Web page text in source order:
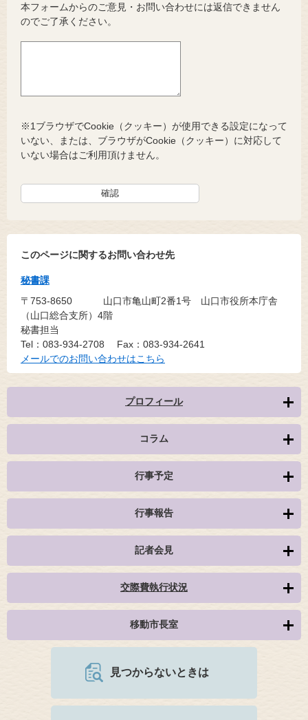
本フォームからのご意見・お問い合わせには返信できません
のでご了承ください。
※1ブラウザでCookie（クッキー）が使用できる設定になって
いない、または、ブラウザがCookie（クッキー）に対応して
いない場合はご利用頂けません。
このページに関するお問い合わせ先
秘書課
〒753-8650
山口市亀山町2番1号 山口市役所本庁舎
（山口総合支所）4階
秘書担当
Tel：083-934-2708
Fax：083-934-2641
メールでのお問い合わせはこちら
プロフィール
コラム
行事予定
行事報告
記者会見
交際費執行状況
移動市長室
見つからないときは